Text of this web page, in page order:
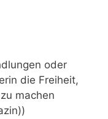
oder
die Freiheit,
machen